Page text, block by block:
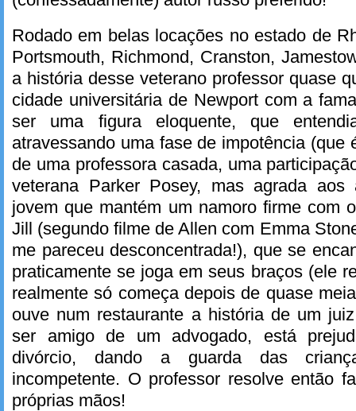
Rodado em belas locações no estado de
Portsmouth, Richmond, Cranston,
a história desse veterano professor quase
cidade universitária de Newport com a
ser uma figura eloquente, que
atravessando uma fase de impotência (que
de uma professora casada, uma
veterana Parker Posey, mas agrada aos
jovem que mantém um namoro firme com
Jill (segundo filme de Allen com Emma
me pareceu desconcentrada!), que se
praticamente se joga em seus braços (ele
realmente só começa depois de quase
ouve num restaurante a história de um
ser amigo de um advogado, está
divórcio, dando a guarda das
incompetente. O professor resolve então
próprias mãos!